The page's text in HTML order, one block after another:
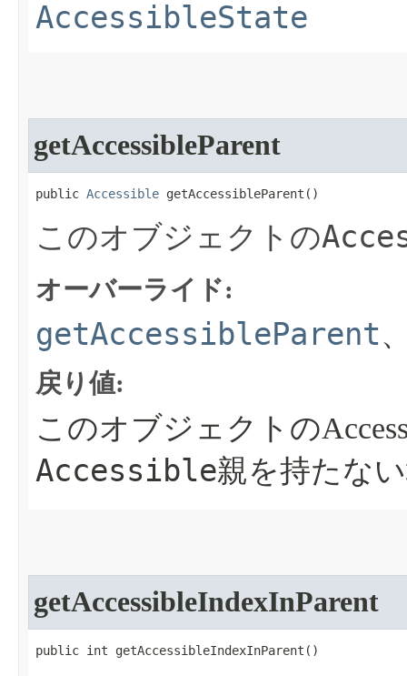
AccessibleState
getAccessibleParent
public Accessible getAccessibleParent​()
このオブジェクトの
オーバーライド:
getAccessibleParent
戻り値:
このオブジェクトの
Accessible親を持たな
getAccessibleIndexInParent
public int getAccessibleIndexInParent​()